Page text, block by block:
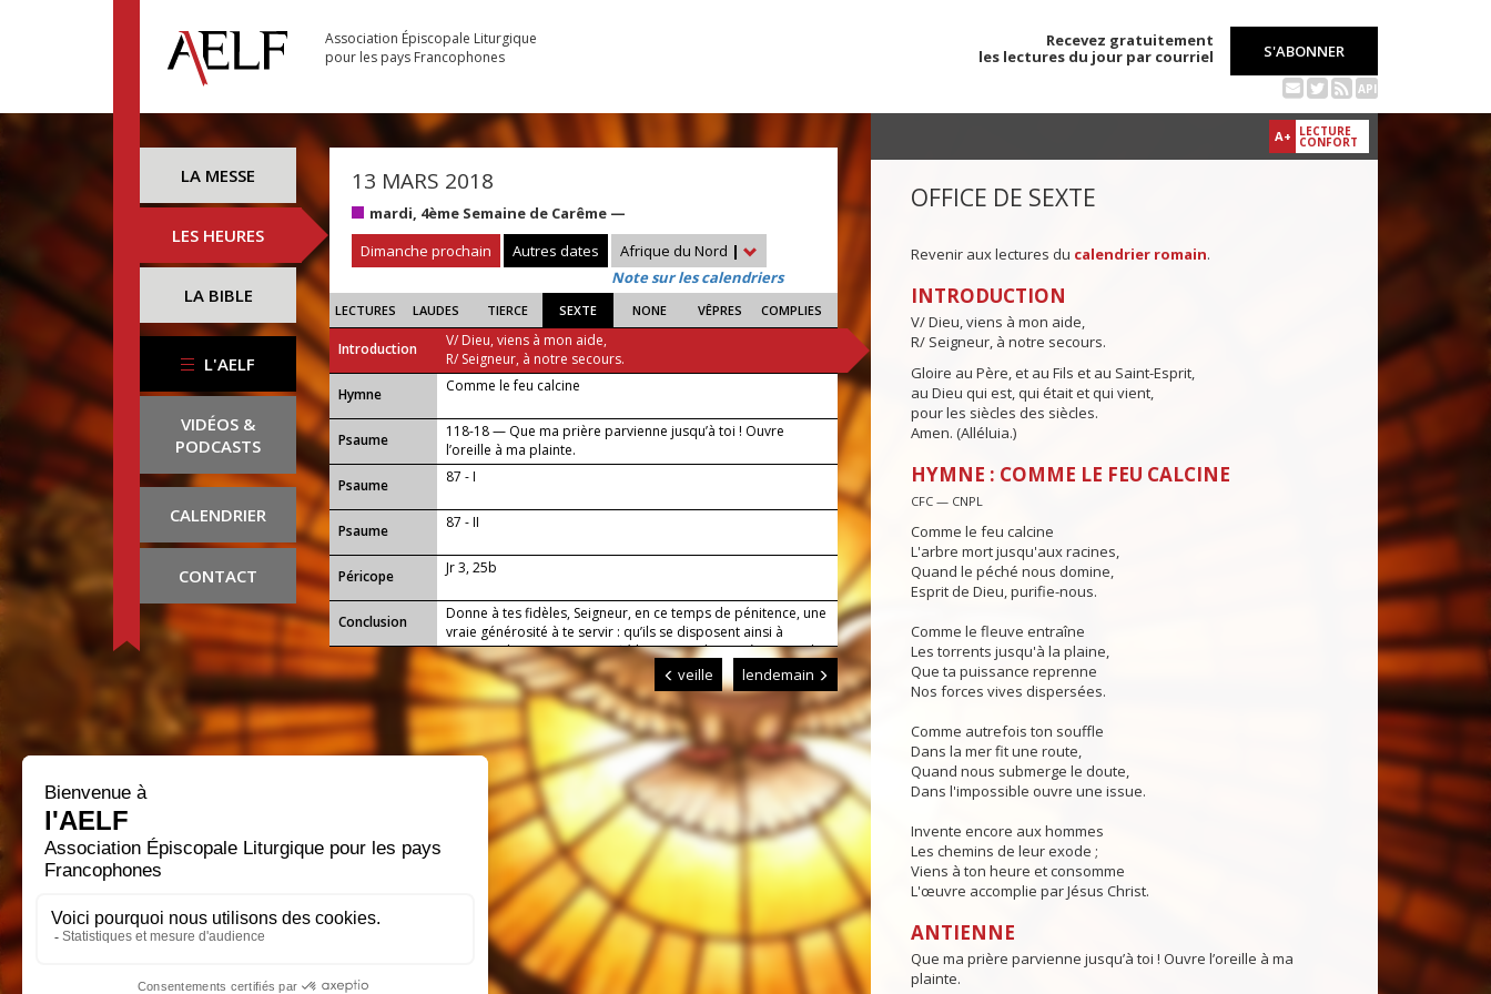
Association Épiscopale Liturgique
pour les pays Francophones
Recevez gratuitement
les lectures du jour par courriel
S'ABONNER
API
LA MESSE
LES HEURES
LA BIBLE
L'AELF
VIDÉOS &
PODCASTS
CALENDRIER
CONTACT
13 MARS 2018
mardi, 4ème Semaine de Carême —
Dimanche prochain
Autres dates Afrique du Nord |
Note sur les calendriers
LECTURES LAUDES TIERCE SEXTE NONE VÊPRES COMPLIES
Introduction
V/ Dieu, viens à mon aide,
R/ Seigneur, à notre secours.
...
Hymne Comme le feu calcine
Psaume
118-18 — Que ma prière parvienne jusqu’à toi ! Ouvre
l’oreille à ma plainte.
Psaume
87 - I
Psaume 87 - II
Péricope Jr 3, 25b
Conclusion
Donne à tes fidèles, Seigneur, en ce temps de pénitence, une
vraie générosité à te servir : qu’ils se disposent ainsi à
recevoir dans un cœur purifié l’annonce du mystère pascal
et à transmettre au monde la joyeuse nouvelle du salut.
veille lendemain
A+ LECTURE
CONFORT
OFFICE DE SEXTE
Revenir aux lectures du calendrier romain.
INTRODUCTION
V/ Dieu, viens à mon aide,
R/ Seigneur, à notre secours.
Gloire au Père, et au Fils et au Saint-Esprit,
au Dieu qui est, qui était et qui vient,
pour les siècles des siècles.
Amen. (Alléluia.)
HYMNE : COMME LE FEU CALCINE
CFC — CNPL
Comme le feu calcine
L'arbre mort jusqu'aux racines,
Quand le péché nous domine,
Esprit de Dieu, purifie-nous.
Comme le fleuve entraîne
Les torrents jusqu'à la plaine,
Que ta puissance reprenne
Nos forces vives dispersées.
Comme autrefois ton souffle
Dans la mer fit une route,
Quand nous submerge le doute,
Dans l'impossible ouvre une issue.
Invente encore aux hommes
Les chemins de leur exode ;
Viens à ton heure et consomme
L'œuvre accomplie par Jésus Christ.
ANTIENNE
Que ma prière parvienne jusqu’à toi ! Ouvre l’oreille à ma
plainte.